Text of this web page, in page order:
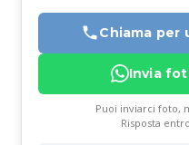
Chiama per
Invia
Puoi inviarci foto,
Risposta